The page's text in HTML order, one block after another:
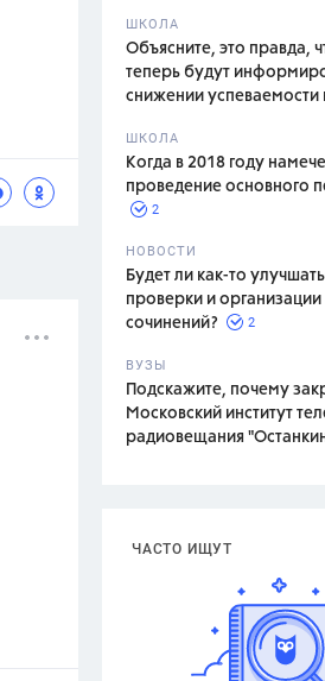
ШКОЛА
Объясните, это правда,
теперь будут
снижении успеваемости
ШКОЛА
Когда в 2018 году
проведение основного
2
НОВОСТИ
Будет ли как-то
проверки и организации
сочинений?
2
ВУЗЫ
Подскажите, почему
Московский институт
радиовещания
ЧАСТО ИЩУТ